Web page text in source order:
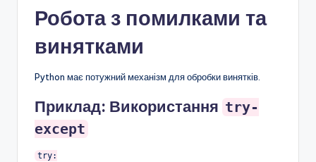
Робота з помилками та
винятками
Python має потужний механізм для обробки винятків.
Приклад: Використання try-
except
try: